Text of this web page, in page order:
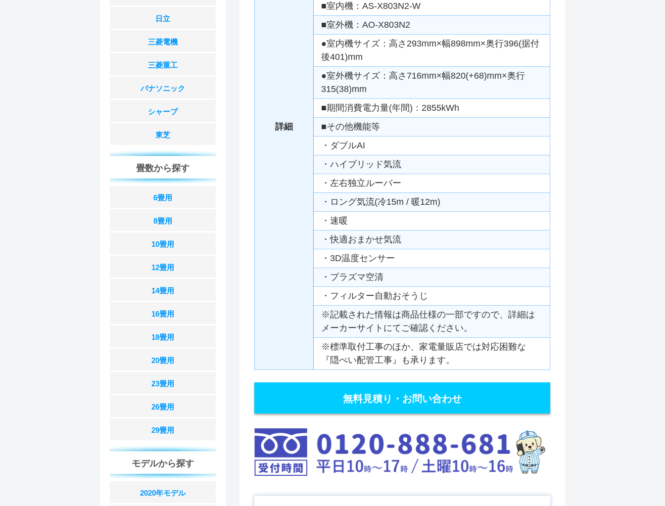
詳細
■室内機：AS-X803N2-W
■室外機：AO-X803N2
●室内機サイズ：高さ293mm×幅898mm×奥行396(据付
後401)mm
●室外機サイズ：高さ716mm×幅820(+68)mm×奥行
315(38)mm
■期間消費電力量(年間)：2855kWh
■その他機能等
・ダブルAI
・ハイブリッド気流
・左右独立ルーバー
・ロング気流(冷15m / 暖12m)
・速暖
・快適おまかせ気流
・3D温度センサー
・プラズマ空清
・フィルター自動おそうじ
※記載された情報は商品仕様の一部ですので、詳細は
メーカーサイトにてご確認ください。
※標準取付工事のほか、家電量販店では対応困難な
『隠ぺい配管工事』も承ります。
無料見積り・お問い合わせ
日立
三菱電機
三菱重工
パナソニック
シャープ
東芝
畳数から探す
6畳用
8畳用
10畳用
12畳用
14畳用
16畳用
18畳用
20畳用
23畳用
26畳用
29畳用
モデルから探す
2020年モデル